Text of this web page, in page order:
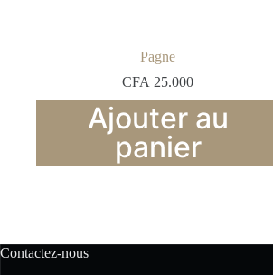
Pagne
CFA 25.000
Ajouter au
panier
Contactez-nous